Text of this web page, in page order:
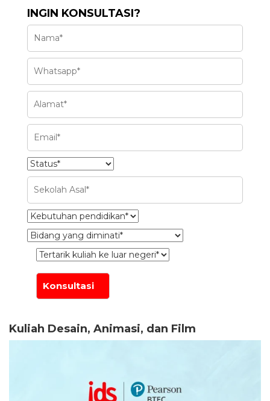
INGIN KONSULTASI?
Kuliah Desain, Animasi, dan Film